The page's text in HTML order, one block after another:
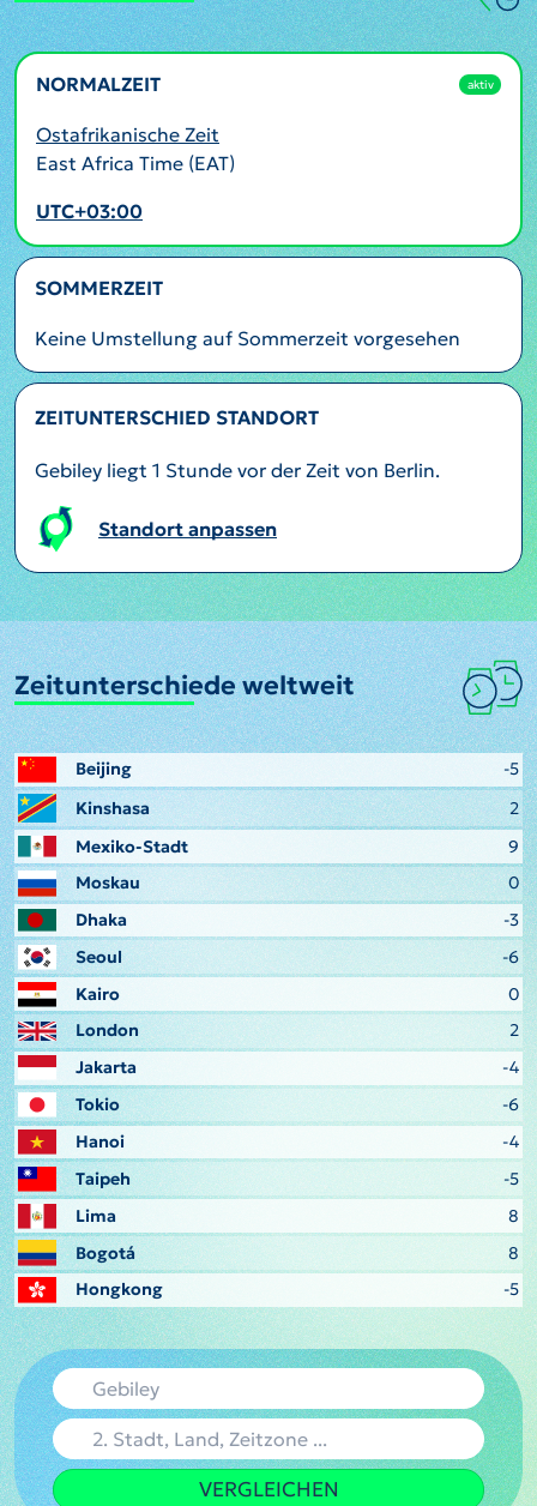
NORMALZEIT aktiv
Ostafrikanische Zeit
East Africa Time (EAT)
UTC+03:00
SOMMERZEIT
Keine Umstellung auf Sommerzeit vorgesehen
ZEITUNTERSCHIED STANDORT
Gebiley liegt 1 Stunde vor der Zeit von Berlin.
Standort anpassen
Zeitunterschiede weltweit
Beijing
-5
Kinshasa
2
Mexiko-Stadt
9
Moskau
0
Dhaka
-3
Seoul
-6
Kairo
0
London
2
Jakarta
-4
Tokio
-6
Hanoi
-4
Taipeh
-5
Lima
8
Bogotá
8
Hongkong
-5
VERGLEICHEN